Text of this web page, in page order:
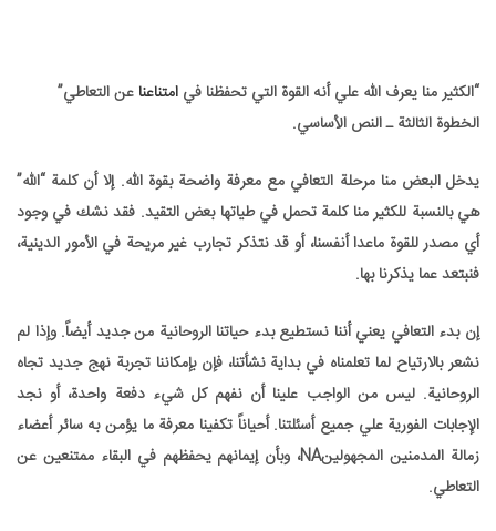
“الكثير منا يعرف الله علي أنه القوة التي تحفظنا في امتناعنا عن التعاطي”
الخطوة الثالثة ـ النص الأساسي.
يدخل البعض منا مرحلة التعافي مع معرفة واضحة بقوة الله. إلا أن كلمة “الله”
هي بالنسبة للكثير منا كلمة تحمل في طياتها بعض التقيد. فقد نشك في وجود
أي مصدر للقوة ماعدا أنفسنا، أو قد نتذكر تجارب غير مريحة في الأمور الدينية،
فنبتعد عما يذكرنا بها.
إن بدء التعافي يعني أننا نستطيع بدء حياتنا الروحانية من جديد أيضاً. وإذا لم
نشعر بالارتياح لما تعلمناه في بداية نشأتنا، فإن بإمكاننا تجربة نهج جديد تجاه
الروحانية. ليس من الواجب علينا أن نفهم كل شيء دفعة واحدة، أو نجد
الإجابات الفورية علي جميع أسئلتنا. أحياناً تكفينا معرفة ما يؤمن به سائر أعضاء
زمالة المدمنين المجهولينNA، وبأن إيمانهم يحفظهم في البقاء ممتنعين عن
التعاطي.